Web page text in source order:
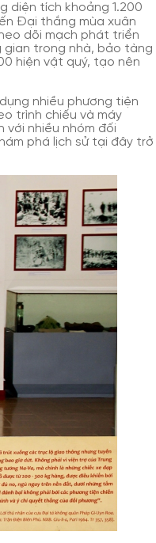
diện tích khoảng 1.200
Đại thắng mùa xuân
dõi mạch phát triển
gian trong nhà, bảo tàng
hiện vật quý, tạo nên
nhiều phương tiện
trình chiếu và máy
nhiều nhóm đối
phá lịch sử tại đây trở